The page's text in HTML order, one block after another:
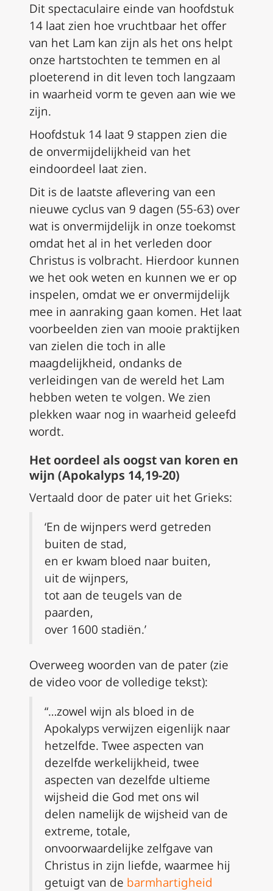
Dit spectaculaire einde van hoofdstuk
14 laat zien hoe vruchtbaar het offer
van het Lam kan zijn als het ons helpt
onze hartstochten te temmen en al
ploeterend in dit leven toch langzaam
in waarheid vorm te geven aan wie we
zijn.
Hoofdstuk 14 laat 9 stappen zien die
de onvermijdelijkheid van het
eindoordeel laat zien.
Dit is de laatste aflevering van een
nieuwe cyclus van 9 dagen (55-63) over
wat is onvermijdelijk in onze toekomst
omdat het al in het verleden door
Christus is volbracht. Hierdoor kunnen
we het ook weten en kunnen we er op
inspelen, omdat we er onvermijdelijk
mee in aanraking gaan komen. Het laat
voorbeelden zien van mooie praktijken
van zielen die toch in alle
maagdelijkheid, ondanks de
verleidingen van de wereld het Lam
hebben weten te volgen. We zien
plekken waar nog in waarheid geleefd
wordt.
Het oordeel als oogst van koren en
wijn (Apokalyps 14,19-20)
Vertaald door de pater uit het Grieks:
‘En de wijnpers werd getreden
buiten de stad,
en er kwam bloed naar buiten,
uit de wijnpers,
tot aan de teugels van de
paarden,
over 1600 stadiën.’
Overweeg woorden van de pater (zie
de video voor de volledige tekst):
“…zowel wijn als bloed in de
Apokalyps verwijzen eigenlijk naar
hetzelfde. Twee aspecten van
dezelfde werkelijkheid, twee
aspecten van dezelfde ultieme
wijsheid die God met ons wil
delen namelijk de wijsheid van de
extreme, totale,
onvoorwaardelijke zelfgave van
Christus in zijn liefde, waarmee hij
getuigt van de barmhartigheid